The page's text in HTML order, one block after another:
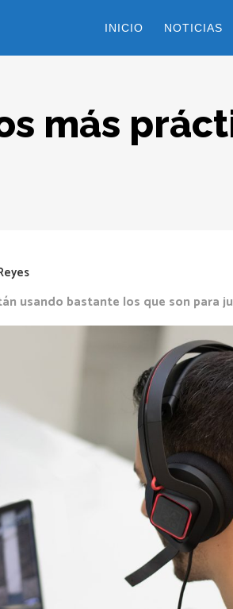
INICIO NOTICIAS
más
usando bastante los que son para